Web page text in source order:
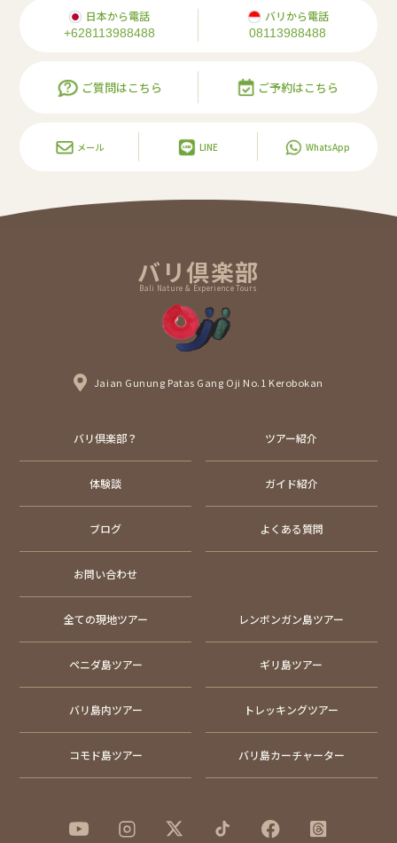
日本から電話
+628113988488
バリから電話
08113988488
ご質問はこちら ご予約はこちら
メール LINE WhatsApp
バリ倶楽部
Bali Nature & Experience Tours
Jaian Gunung Patas Gang Oji No.1 Kerobokan
バリ倶楽部？ ツアー紹介
体験談 ガイド紹介
ブログ よくある質問
お問い合わせ
全ての現地ツアー レンボンガン島ツアー
ペニダ島ツアー ギリ島ツアー
バリ島内ツアー トレッキングツアー
コモド島ツアー バリ島カーチャーター